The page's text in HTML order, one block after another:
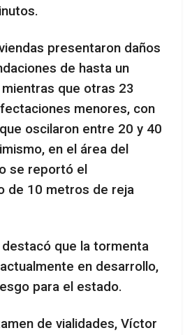
presentaron daños
de hasta un
que otras 23
menores, con
oscilaron entre 20 y 40
en el área del
se reportó el
de 10 metros de reja
destacó que la tormenta
en desarrollo,
para el estado.
de vialidades, Víctor